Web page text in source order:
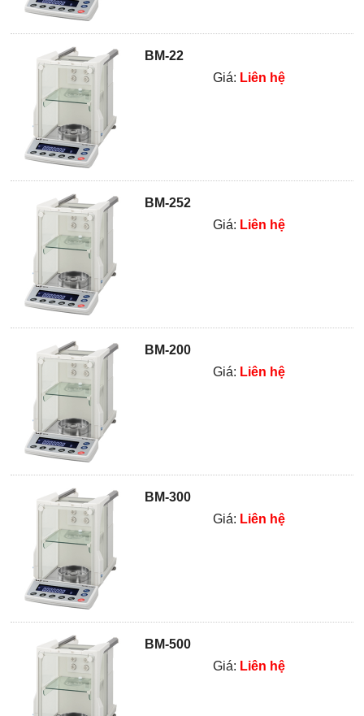
BM-22
Giá: Liên hệ
BM-252
Giá: Liên hệ
BM-200
Giá: Liên hệ
BM-300
Giá: Liên hệ
BM-500
Giá: Liên hệ